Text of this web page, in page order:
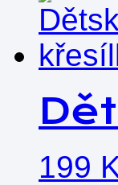
199